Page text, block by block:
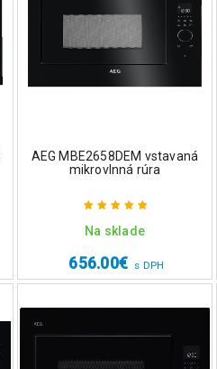
AEG MBE2658DEM vstavaná
mikrovlnná rúra
Hodnotenie
Na sklade
656.00€ s DPH